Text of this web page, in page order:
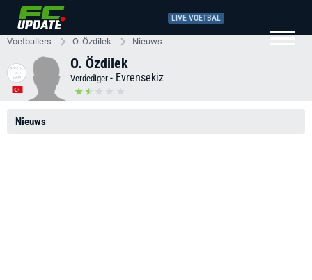
LIVE VOETBAL
Voetballers O. Özdilek Nieuws
O. Özdilek
Verdediger - Evrensekiz
Nieuws